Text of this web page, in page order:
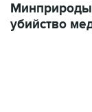
Минприроды
убийство